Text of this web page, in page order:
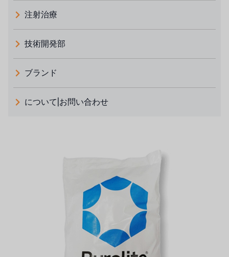
注射治療
技術開発部
ブランド
義大利 ATLAS
アイデックスUSA
について|お問い合わせ